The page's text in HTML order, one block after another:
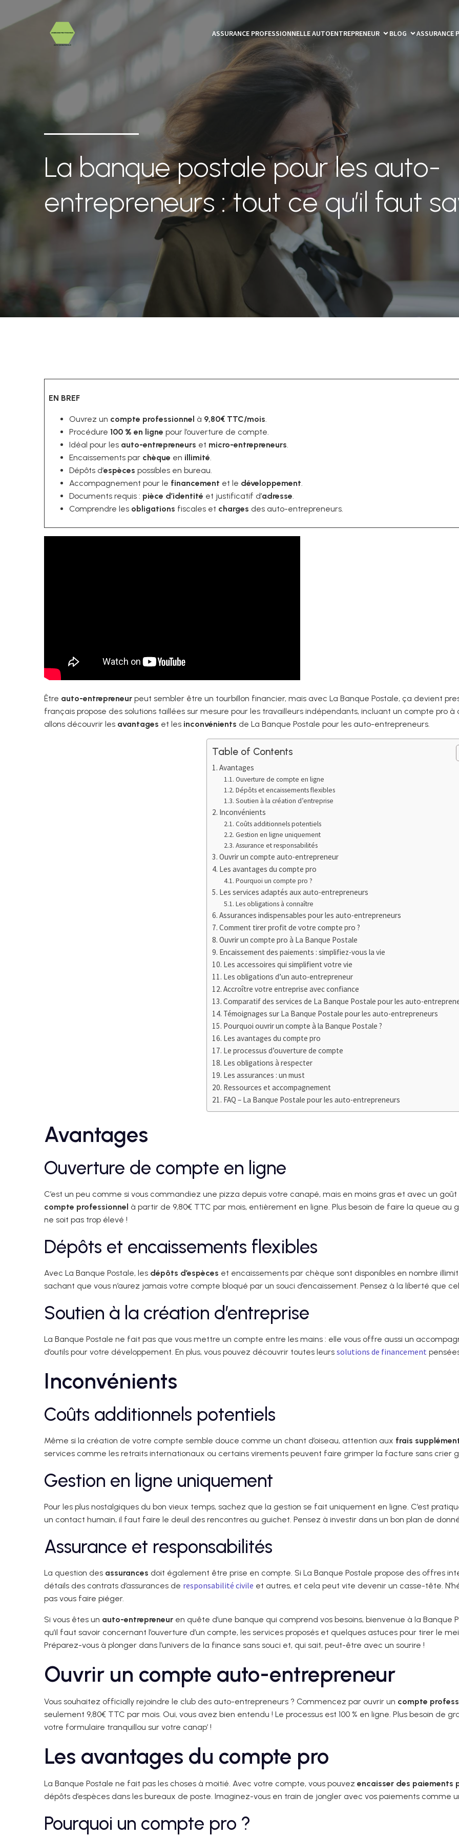
ASSURANCE PROFESSIONNELLE AUTOENTREPRENEUR BLOG ASSURANCE
La banque postale pour les auto-
entrepreneurs : tout ce qu’il faut
EN BREF
Ouvrez un compte professionnel à 9,80€ TTC/mois.
Procédure 100 % en ligne pour l’ouverture de compte.
Idéal pour les auto-entrepreneurs et micro-entrepreneurs.
Encaissements par chèque en illimité.
Dépôts d’espèces possibles en bureau.
Accompagnement pour le financement et le développement.
Documents requis : pièce d’identité et justificatif d’adresse.
Comprendre les obligations fiscales et charges des auto-entrepreneurs.
Être auto-entrepreneur peut sembler être un tourbillon financier, mais avec La Banque Postale, ça devient
français propose des solutions taillées sur mesure pour les travailleurs indépendants, incluant un compte pro
allons découvrir les avantages et les inconvénients de La Banque Postale pour les auto-entrepreneurs.
Table of Contents
Avantages
Ouverture de compte en ligne
Dépôts et encaissements flexibles
Soutien à la création d’entreprise
Inconvénients
Coûts additionnels potentiels
Gestion en ligne uniquement
Assurance et responsabilités
Ouvrir un compte auto-entrepreneur
Les avantages du compte pro
Pourquoi un compte pro ?
Les services adaptés aux auto-entrepreneurs
Les obligations à connaître
Assurances indispensables pour les auto-entrepreneurs
Comment tirer profit de votre compte pro ?
Ouvrir un compte pro à La Banque Postale
Encaissement des paiements : simplifiez-vous la vie
Les accessoires qui simplifient votre vie
Les obligations d’un auto-entrepreneur
Accroître votre entreprise avec confiance
Comparatif des services de La Banque Postale pour les auto-
Témoignages sur La Banque Postale pour les auto-entrepreneurs
Pourquoi ouvrir un compte à la Banque Postale ?
Les avantages du compte pro
Le processus d’ouverture de compte
Les obligations à respecter
Les assurances : un must
Ressources et accompagnement
FAQ – La Banque Postale pour les auto-entrepreneurs
Avantages
Ouverture de compte en ligne
C’est un peu comme si vous commandiez une pizza depuis votre canapé, mais en moins gras et avec un
compte professionnel à partir de 9,80€ TTC par mois, entièrement en ligne. Plus besoin de faire la queue
ne soit pas trop élevé !
Dépôts et encaissements flexibles
Avec La Banque Postale, les dépôts d’espèces et encaissements par chèque sont disponibles en nombre
sachant que vous n’aurez jamais votre compte bloqué par un souci d’encaissement. Pensez à la liberté que
Soutien à la création d’entreprise
La Banque Postale ne fait pas que vous mettre un compte entre les mains : elle vous offre aussi un
d’outils pour votre développement. En plus, vous pouvez découvrir toutes leurs solutions de financement
Inconvénients
Coûts additionnels potentiels
Même si la création de votre compte semble douce comme un chant d’oiseau, attention aux frais
services comme les retraits internationaux ou certains virements peuvent faire grimper la facture sans crier
Gestion en ligne uniquement
Pour les plus nostalgiques du bon vieux temps, sachez que la gestion se fait uniquement en ligne. C’est
un contact humain, il faut faire le deuil des rencontres au guichet. Pensez à investir dans un bon plan de
Assurance et responsabilités
La question des assurances doit également être prise en compte. Si La Banque Postale propose des offres
détails des contrats d’assurances de responsabilité civile et autres, et cela peut vite devenir un casse-tête.
pas vous faire piéger.
Si vous êtes un auto-entrepreneur en quête d’une banque qui comprend vos besoins, bienvenue à la Banque
qu’il faut savoir concernant l’ouverture d’un compte, les services proposés et quelques astuces pour tirer le
Préparez-vous à plonger dans l’univers de la finance sans souci et, qui sait, peut-être avec un sourire !
Ouvrir un compte auto-entrepreneur
Vous souhaitez officially rejoindre le club des auto-entrepreneurs ? Commencez par ouvrir un compte
seulement 9,80€ TTC par mois. Oui, vous avez bien entendu ! Le processus est 100 % en ligne. Plus besoin de
votre formulaire tranquillou sur votre canap’ !
Les avantages du compte pro
La Banque Postale ne fait pas les choses à moitié. Avec votre compte, vous pouvez encaisser des paiements
dépôts d’espèces dans les bureaux de poste. Imaginez-vous en train de jongler avec vos paiements comme
Pourquoi un compte pro ?